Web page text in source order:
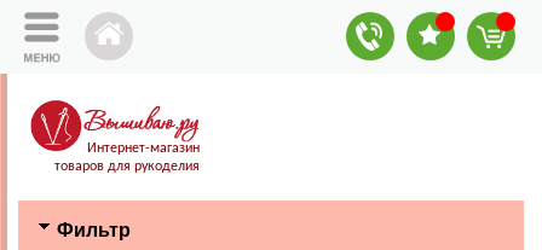
Интернет-магазин
товаров для рукоделия
Фильтр